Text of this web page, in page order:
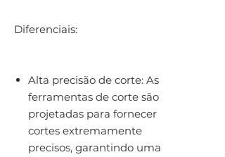
Diferenciais:
Alta precisão de corte: As
ferramentas de corte são
projetadas para fornecer
cortes extremamente
precisos, garantindo uma